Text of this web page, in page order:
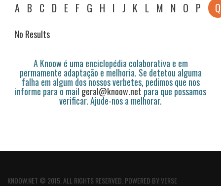
A B C D E F G H I J K L M N O P Q
No Results
A Knoow é uma enciclopédia colaborativa e em
permamente adaptação e melhoria. Se detetou alguma
falha em algum dos nossos verbetes, pedimos que nos
informe para o mail geral@knoow.netpara que possamos
verificar. Ajude-nos a melhorar.
KNOOW.NET © 2015. ALL RIGHTS RESERVED. POWERED BYVERSE